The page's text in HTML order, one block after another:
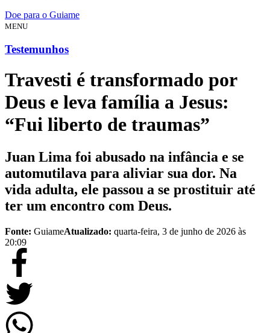
Doe para o Guiame
MENU
Testemunhos
Travesti é transformado por
Deus e leva família a Jesus:
“Fui liberto de traumas”
Juan Lima foi abusado na infância e se
automutilava para aliviar sua dor. Na
vida adulta, ele passou a se prostituir até
ter um encontro com Deus.
Fonte: GuiameAtualizado: quarta-feira, 3 de junho de 2026 às
20:09